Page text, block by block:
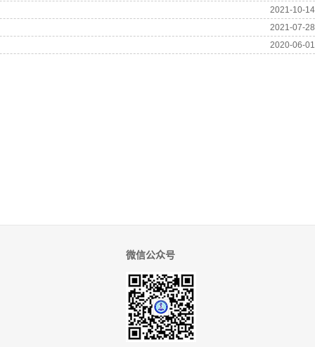
微信公众号